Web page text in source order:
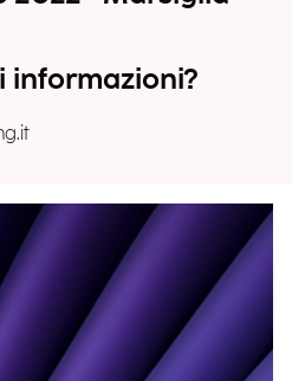
informazioni?